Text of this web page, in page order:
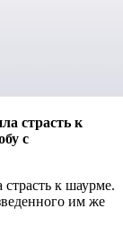
страсть к
с
к шаурме.
им же